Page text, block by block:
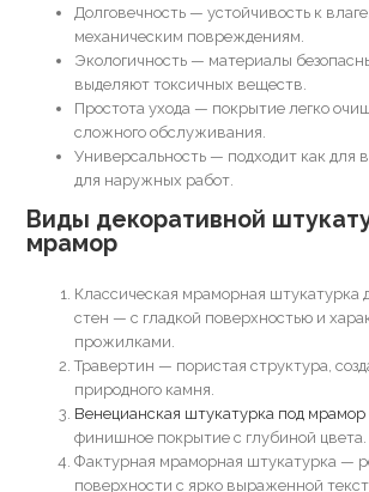
Долговечность — устойчивость к
механическим повреждениям.
Экологичность — материалы
выделяют токсичных веществ.
Простота ухода — покрытие легко
сложного обслуживания.
Универсальность — подходит как для
для наружных работ.
Виды декоративной
мрамор
Классическая мраморная штукатурка
стен — с гладкой поверхностью и
прожилками.
Травертин — пористая структура,
природного камня.
Венецианская штукатурка под мрамор
финишное покрытие с глубиной цвета.
Фактурная мраморная штукатурка —
поверхности с ярко выраженной